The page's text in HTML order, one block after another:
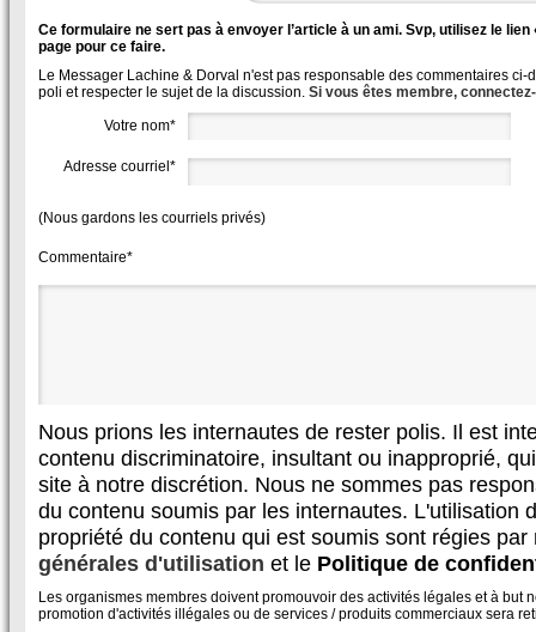
Ce formulaire ne sert pas à envoyer l’article à un ami. Svp, utilisez le
page pour ce faire.
Le Messager Lachine & Dorval n'est pas responsable des commentaires ci-
poli et respecter le sujet de la discussion. Si vous êtes membre,
Votre nom*
Adresse courriel*
(Nous gardons les courriels privés)
Commentaire*
Nous prions les internautes de rester polis. Il est
contenu discriminatoire, insultant ou inapproprié,
site à notre discrétion. Nous ne sommes pas
du contenu soumis par les internautes. L'utilisation
propriété du contenu qui est soumis sont régies
générales d'utilisation et le Politique de
Les organismes membres doivent promouvoir des activités légales et à but
promotion d'activités illégales ou de services / produits commerciaux sera